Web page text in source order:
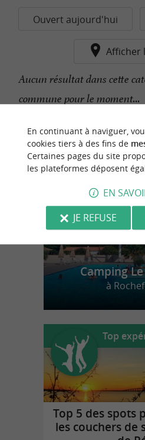
Ouvert aujourd'hui
Afficher
Aucun résultat dans cette
commune pour le moment...
Camping
à
Top
Top 5 des spots
les couchers de
En continuant à naviguer,
cookies tiers à des fins de
Certaines pages du site
les plateformes déposent
EN
JE REFUSE